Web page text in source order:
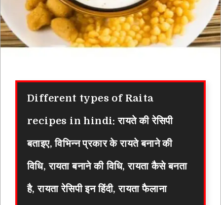
Different types of Raita
recipes in hindi: रायते की रेसिपी
बताइए,विभिन्न प्रकार के रायते बनाने की
विधि, रायता बनाने की विधि, रायता कैसे बनता
है, रायता रेसिपी इन हिंदी, रायता फैलाना